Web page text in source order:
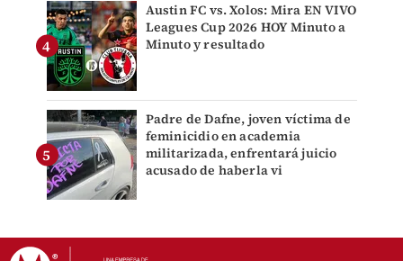
Austin FC vs. Xolos: Mira EN VIVO
Leagues Cup 2026 HOY Minuto a
Minuto y resultado
Padre de Dafne, joven víctima de
feminicidio en academia
militarizada, enfrentará juicio
acusado de haberla vi